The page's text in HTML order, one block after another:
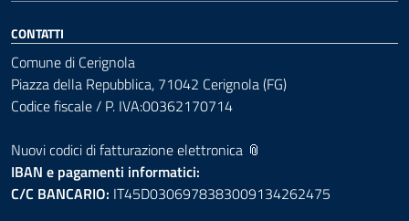
CONTATTI
Comune di Cerignola
Piazza della Repubblica, 71042 Cerignola (FG)
Codice fiscale / P. IVA:00362170714
Nuovi codici di fatturazione elettronica 📎
IBAN e pagamenti informatici:
C/C BANCARIO: IT45D0306978383009134262475